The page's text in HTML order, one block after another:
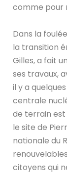
comme pour
Dans la
la transition
Gilles, a fait
ses travaux,
il y a
centrale
de terrain est
le site de
nationale du
citoyens qui